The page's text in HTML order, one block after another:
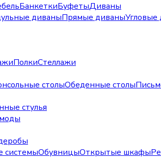
БанкеткиБуфетыДиваны
диваныПрямые диваныУгловые
ПолкиСтеллажи
столыОбеденные столы
стулья
системыОбувницыОткрытые шкафы